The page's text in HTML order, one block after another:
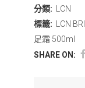
分類:
LCN
標籤:
LCN
足霜 500ml
SHARE ON: